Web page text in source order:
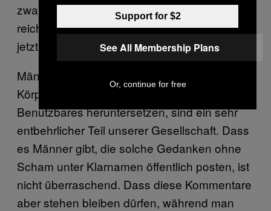
zwar von anderen Accounts gemeldet, das
reiche aber nicht aus. Die Postings sind bis
jetzt auf der Seite zu finden.
Männer, die Frauen so auf etwas
Körperliches, Bewertbares, Verurteilbares,
Benutzbares heruntersetzen, sind ein sehr
entbehrlicher Teil unserer Gesellschaft. Dass
es Männer gibt, die solche Gedanken ohne
Scham unter Klarnamen öffentlich posten, ist
nicht überraschend. Dass diese Kommentare
aber stehen bleiben dürfen, während man
Support for $2
See All Membership Plans
Or, continue for free